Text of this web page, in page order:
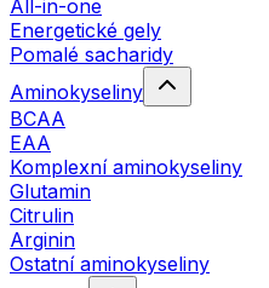
All-in-one
Energetické gely
Pomalé sacharidy
Aminokyseliny
BCAA
EAA
Komplexní aminokyseliny
Glutamin
Citrulin
Arginin
Ostatní aminokyseliny